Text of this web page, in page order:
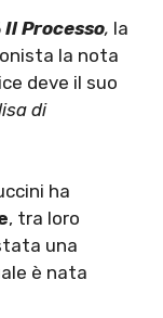
Il Processo, la
la nota
deve il suo
di
ha
, tra loro
una
è nata